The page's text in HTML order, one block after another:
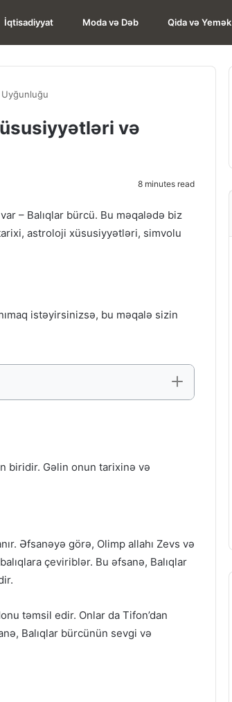
İqtisadiyyat Moda və Dəb Qida və Yemək
və
8 minutes read
– Balıqlar bürcü. Bu məqalədə biz
astroloji xüsusiyyətləri, simvolu
istəyirsinizsə, bu məqalə sizin
biridir. Gəlin onun tarixinə və
Əfsanəyə görə, Olimp allahı Zevs və
çeviriblər. Bu əfsanə, Balıqlar
təmsil edir. Onlar da Tifon’dan
Balıqlar bürcünün sevgi və